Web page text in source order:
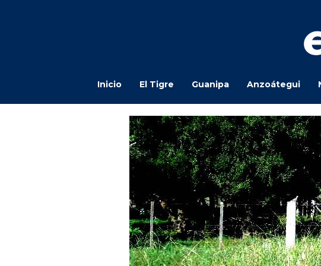
Inicio El Tigre Guanipa Anzoátegui